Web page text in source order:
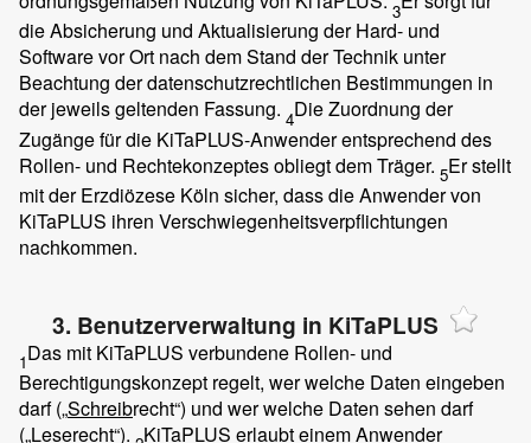
3
die Absicherung und Aktualisierung der Hard- und
Software vor Ort nach dem Stand der Technik unter
Beachtung der datenschutzrechtlichen Bestimmungen in
der jeweils geltenden Fassung. 4Die Zuordnung der
Zugänge für die KiTaPLUS-Anwender entsprechend des
Rollen- und Rechtekonzeptes obliegt dem Träger. 5Er stellt
mit der Erzdiözese Köln sicher, dass die Anwender von
KiTaPLUS ihren Verschwiegenheitsverpflichtungen
nachkommen.
3. Benutzerverwaltung in KiTaPLUS
1Das mit KiTaPLUS verbundene Rollen- und
Berechtigungskonzept regelt, wer welche Daten eingeben
darf („Schreibrecht“) und wer welche Daten sehen darf
(„Leserecht“). KiTaPLUS erlaubt einem Anwender